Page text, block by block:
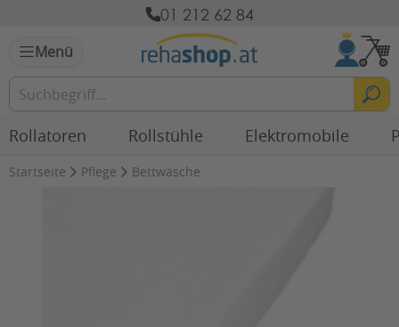
01 212 62 84
Menü
Rollatoren Rollstühle Elektromobile
Startseite Pflege Bettwäsche